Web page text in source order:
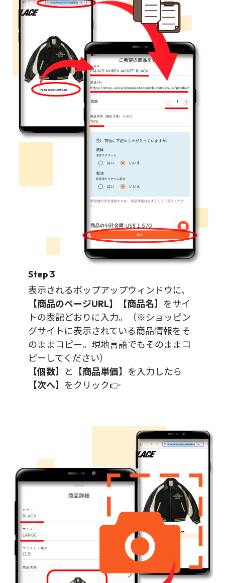
Step 3
表示されるポップアップウィンドウに、
【商品のページURL】【商品名】をサイ
トの表記どおりに入力。（※ショッピン
グサイトに表示されている商品情報をそ
のままコピー。現地言語でもそのままコ
ピーしてください）
【個数】と【商品単価】を入力したら
【次へ】をクリック👉